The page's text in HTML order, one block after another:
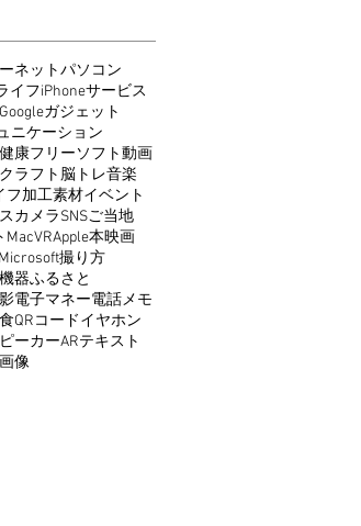
ネットパソコン
イフiPhoneサービス
Googleガジェット
ニケーション
健康フリーソフト動画
クラフト脳トレ音楽
フ加工素材イベント
カメラSNSご当地
MacVRApple本映画
Microsoft撮り方
器ふるさと
電子マネー電話メモ
食QRコードイヤホン
ーカーARテキスト
画像